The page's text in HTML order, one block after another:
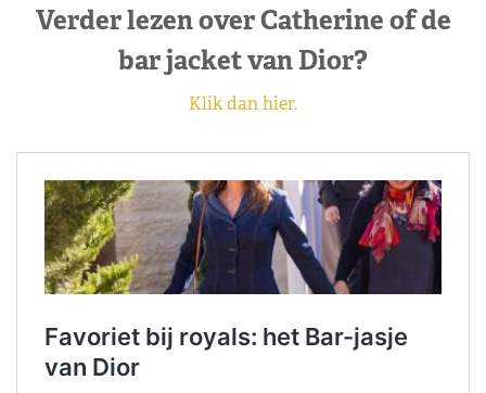
Verder lezen over Catherine of de
bar jacket van Dior?
Klik dan hier.